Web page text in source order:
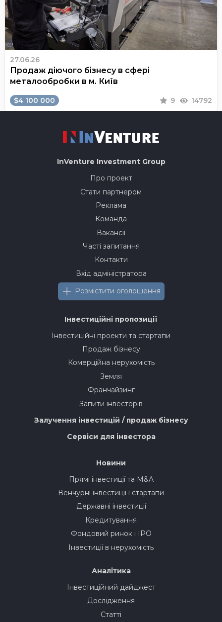
27.06.26
Продаж діючого бізнесу в сфері
металообробки в м. Київ
$4 100 000 9 14792
InVenture Investment Group
Про проект
Стати партнером
Реклама
Команда
Вакансії
Часті запитання
Контакти
Вхід адміністратора
Розмістити оголошення
Інвестиційні пропозиції
Інвестиційні проекти та стартапи
Продаж бізнесу
Комерційна нерухомість
Земля
Франчайзинг
Запити інвесторів
Залучення інвестицій / продаж бізнесу
Сервіси для інвестора
Новини
Прямі інвестиції та M&A
Венчурні інвестиції і стартапи
Державні інвестиції
Кредитування
Фондовий ринок і IPO
Інвестиції в нерухомість
Аналітика
Інвестиційний дайджест
Дослідження
Статті